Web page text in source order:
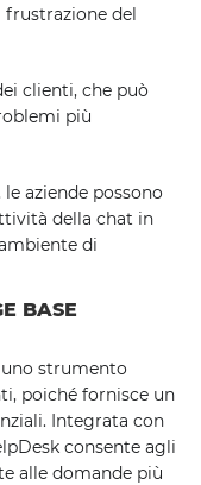
del
clienti, che può
più
aziende possono
della chat in
di
BASE
strumento
poiché fornisce un
Integrata con
consente agli
alle domande più